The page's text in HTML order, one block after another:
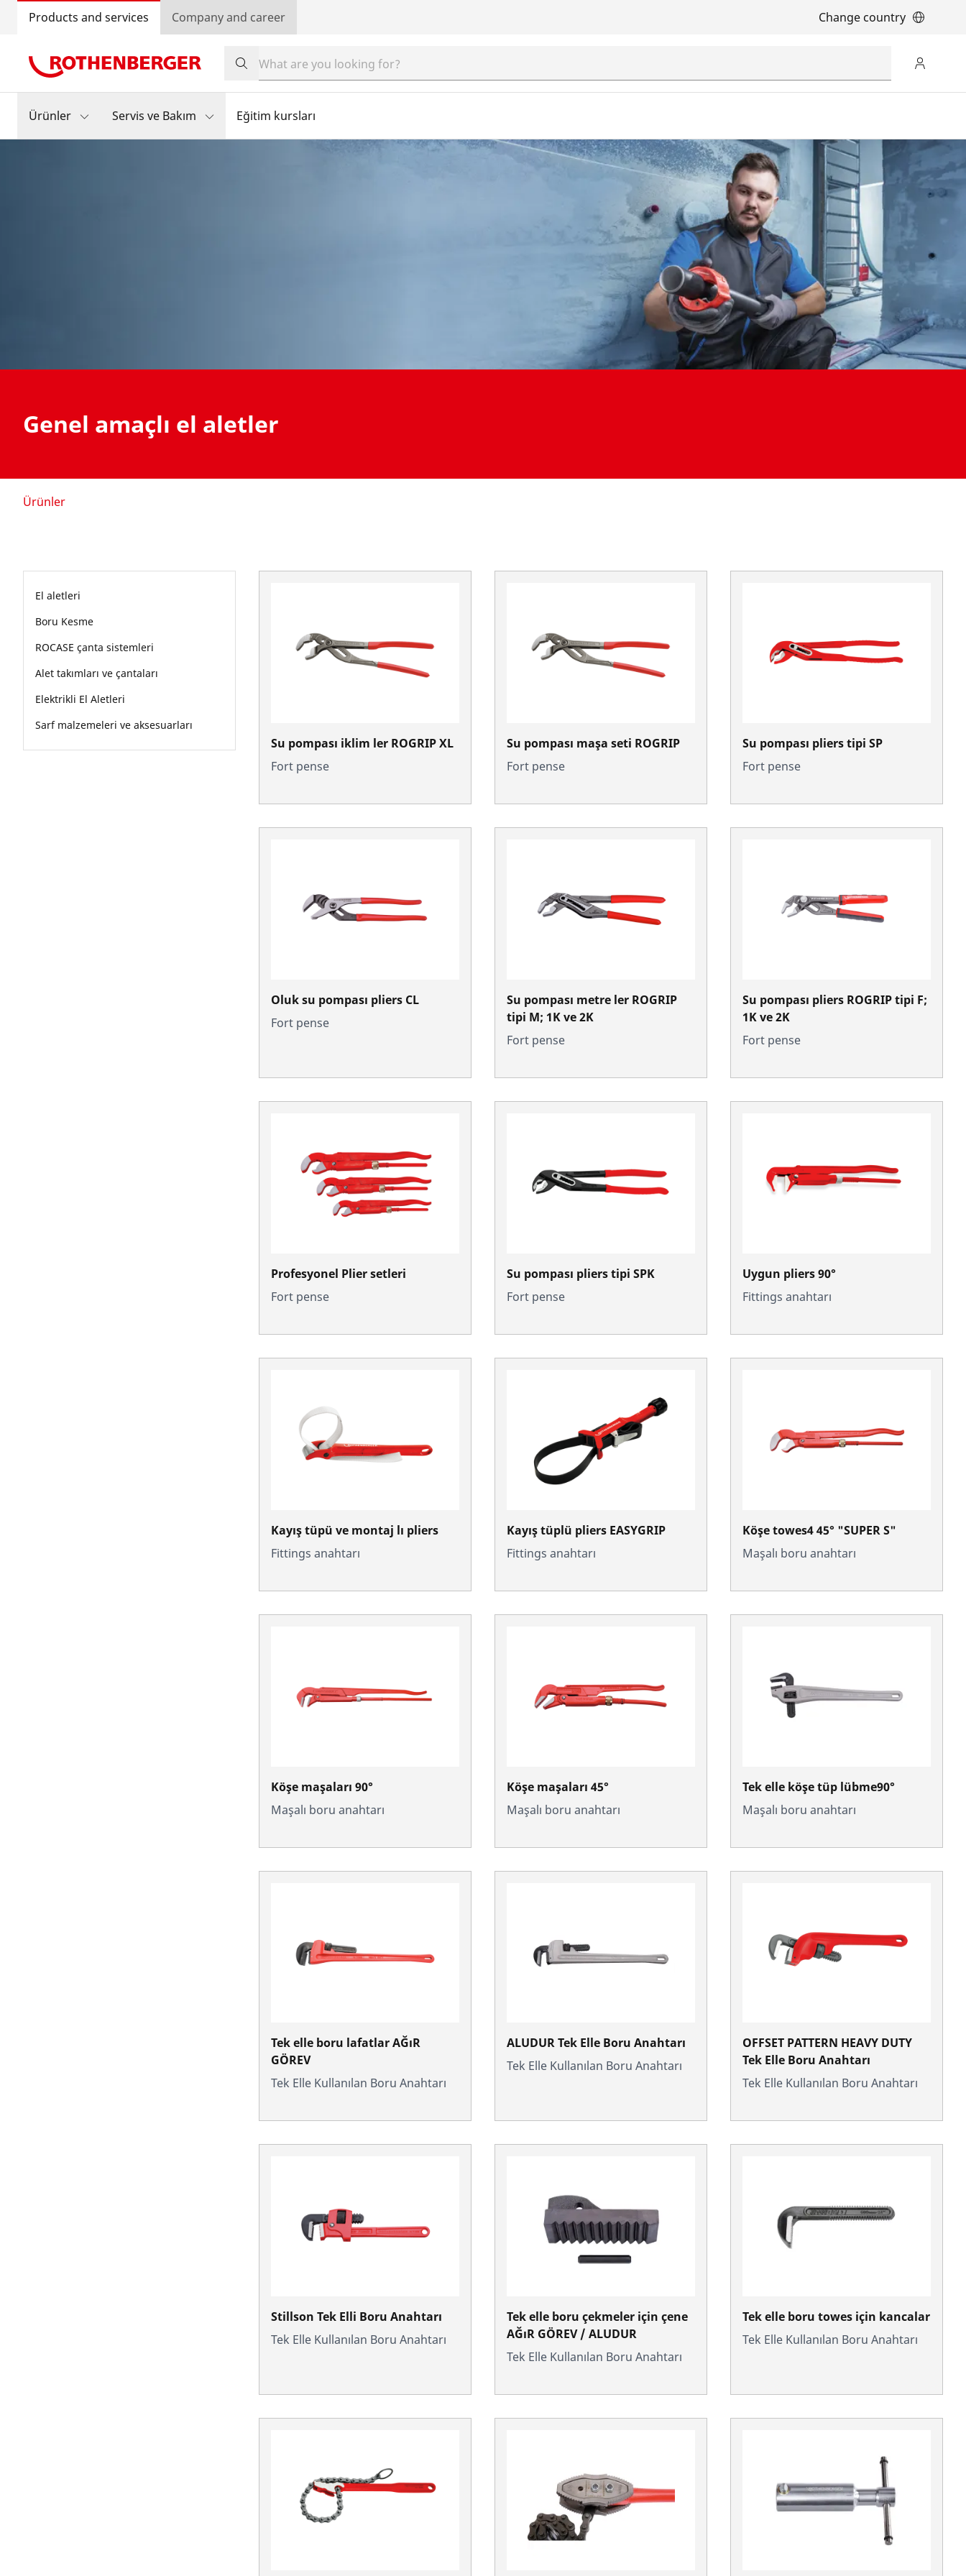
Products and services Company and career Change country
Ürünler Servis ve Bakım Eğitim kursları
Genel amaçlı el aletler
Ürünler
El aletleri
Boru Kesme
ROCASE çanta sistemleri
Alet takımları ve çantaları
Elektrikli El Aletleri
Sarf malzemeleri ve aksesuarları
Su pompası iklim ler ROGRIP XL
Fort pense
Su pompası maşa seti ROGRIP
Fort pense
Su pompası pliers tipi SP
Fort pense
Oluk su pompası pliers CL
Fort pense
Su pompası metre ler ROGRIP
tipi M; 1K ve 2K
Fort pense
Su pompası pliers ROGRIP tipi F;
1K ve 2K
Fort pense
Profesyonel Plier setleri
Fort pense
Su pompası pliers tipi SPK
Fort pense
Uygun pliers 90°
Fittings anahtarı
Kayış tüpü ve montaj lı pliers
Fittings anahtarı
Kayış tüplü pliers EASYGRIP
Fittings anahtarı
Köşe towes4 45° "SUPER S"
Maşalı boru anahtarı
Köşe maşaları 90°
Maşalı boru anahtarı
Köşe maşaları 45°
Maşalı boru anahtarı
Tek elle köşe tüp lübme90°
Maşalı boru anahtarı
Tek elle boru lafatlar AĞıR
GÖREV
Tek Elle Kullanılan Boru Anahtarı
ALUDUR Tek Elle Boru Anahtarı
Tek Elle Kullanılan Boru Anahtarı
OFFSET PATTERN HEAVY DUTY
Tek Elle Boru Anahtarı
Tek Elle Kullanılan Boru Anahtarı
Stillson Tek Elli Boru Anahtarı
Tek Elle Kullanılan Boru Anahtarı
Tek elle boru çekmeler için çene
AĞıR GÖREV / ALUDUR
Tek Elle Kullanılan Boru Anahtarı
Tek elle boru towes için kancalar
Tek Elle Kullanılan Boru Anahtarı